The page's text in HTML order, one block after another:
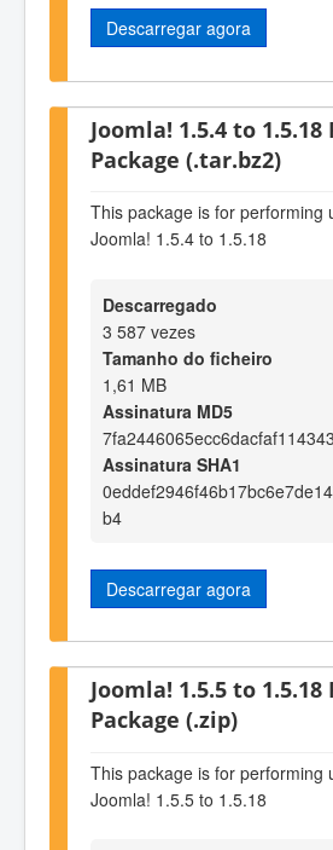
Descarregar agora
Joomla! 1.5.4 to 1.5.18
Package (.tar.bz2)
This package is for performing
Joomla! 1.5.4 to 1.5.18
Descarregado
3 587 vezes
Tamanho do ficheiro
1,61 MB
Assinatura MD5
Assinatura SHA1
b4
Descarregar agora
Joomla! 1.5.5 to 1.5.18
Package (.zip)
This package is for performing
Joomla! 1.5.5 to 1.5.18